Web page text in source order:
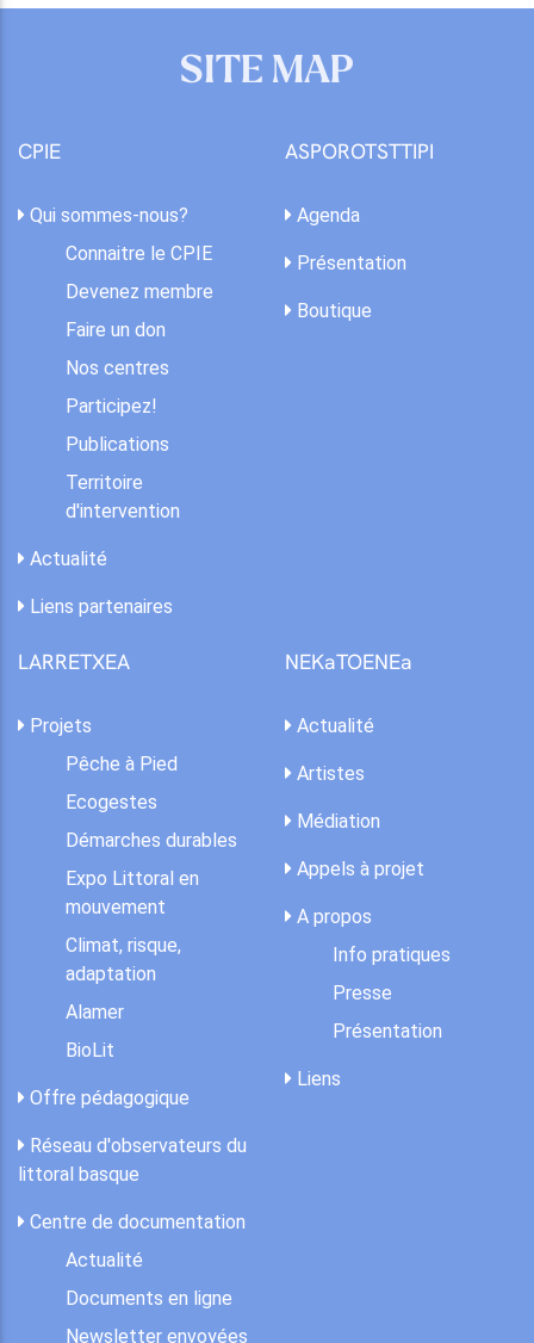
SITE MAP
CPIE
Qui sommes-nous?
Connaitre le CPIE
Devenez membre
Faire un don
Nos centres
Participez!
Publications
Territoire
d'intervention
Actualité
Liens partenaires
ASPOROTSTTIPI
Agenda
Présentation
Boutique
LARRETXEA
Projets
Pêche à Pied
Ecogestes
Démarches durables
Expo Littoral en
mouvement
Climat, risque,
adaptation
Alamer
BioLit
Offre pédagogique
Réseau d'observateurs du
littoral basque
Centre de documentation
Actualité
Documents en ligne
Newsletter envoyées
NEKaTOENEa
Actualité
Artistes
Médiation
Appels à projet
A propos
Info pratiques
Presse
Présentation
Liens